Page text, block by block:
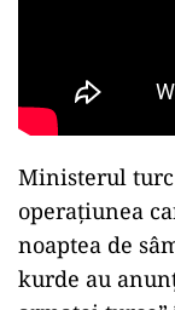
Ministerul
operaţiunea
noaptea de
kurde au